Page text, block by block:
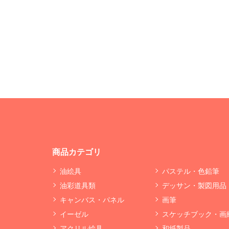
商品カテゴリ
油絵具
油彩道具類
キャンバス・パネル
イーゼル
パステル・色鉛筆
デッサン・製図用品
画筆
スケッチブック・画